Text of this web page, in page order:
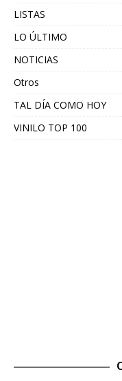
LISTAS
LO ÚLTIMO
NOTICIAS
Otros
TAL DÍA COMO HOY
VINILO TOP 100